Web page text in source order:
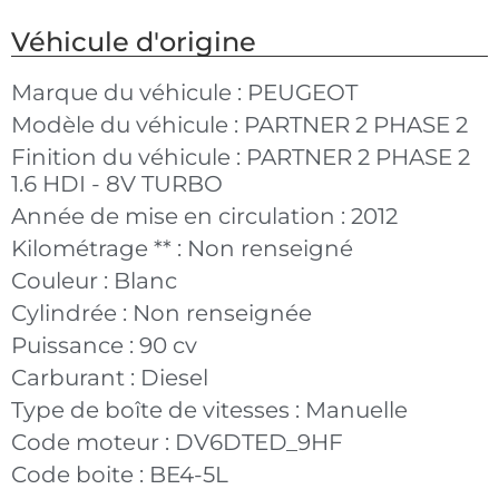
Véhicule d'origine
Marque du véhicule : PEUGEOT
Modèle du véhicule : PARTNER 2 PHASE 2
Finition du véhicule : PARTNER 2 PHASE 2
1.6 HDI - 8V TURBO
Année de mise en circulation : 2012
Kilométrage ** : Non renseigné
Couleur : Blanc
Cylindrée : Non renseignée
Puissance : 90 cv
Carburant : Diesel
Type de boîte de vitesses : Manuelle
Code moteur : DV6DTED_9HF
Code boite : BE4-5L